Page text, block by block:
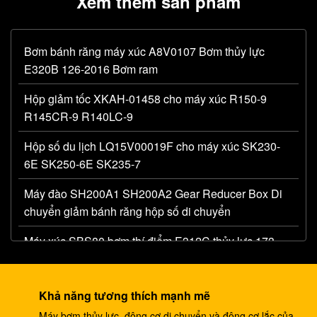
Bơm bánh răng máy xúc A8V0107 Bơm thủy lực
E320B 126-2016 Bơm ram
Hộp giảm tốc XKAH-01458 cho máy xúc R150-9
R145CR-9 R140LC-9
Hộp số du lịch LQ15V00019F cho máy xúc SK230-
6E SK250-6E SK235-7
Máy đào SH200A1 SH200A2 Gear Reducer Box Di
chuyển giảm bánh răng hộp số di chuyển
Máy xúc SBS80 bơm thí điểm E312C thủy lực 173-
Máy xúc AP12 bơm bánh răng thủy lực E320 E325
087-4719 bơm thủy lực
Khả năng tương thích mạnh mẽ